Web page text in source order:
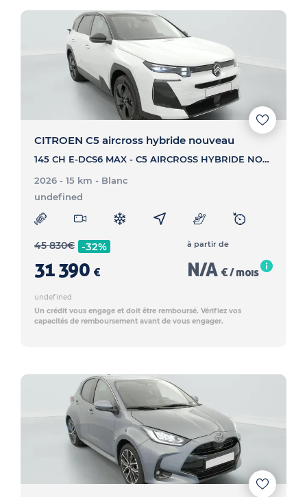
CITROEN C5 aircross hybride nouveau
145 CH E-DCS6 MAX - C5 AIRCROSS HYBRIDE NOUVEAU 145 CH E-DCS6 MAX
2026 - 15 km - Blanc
undefined
45 830€ -32%
31 390 €
à partir de
N/A € / mois
undefined
Un crédit vous engage et doit être remboursé. Vérifiez vos
capacités de remboursement avant de vous engager.